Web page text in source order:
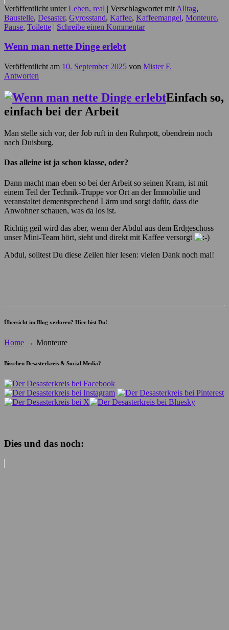
Veröffentlicht unter Leben, real | Verschlagwortet mit Alltag,
Baustelle, Desaster, Gyrosstand, Kaffee, Kaffeemangel, Monteure,
Pause, Toilette | Schreibe einen Kommentar
Wenn man nette Dinge erlebt
Veröffentlicht am 10. September 2025 von Mister F.
Antworten
Einfach so,
einfach bei der Arbeit
Man stelle sich vor, der Job ruft in den Ruhrpott, obendrein noch
nach Duisburg.
Das alleine ist ja schon klasse, oder?
Dann macht man eben so bei der Arbeit so seinen Kram, ist mit
einem Teil der Technik-Truppe vor Ort an der Immobilie und
veranstaltet dementsprechend Lärm und sorgt dafür, dass die
Anwohner schauen, was da los ist.
Richtig geil wird das aber, wenn der Abdul aus dem Erdgeschoss
unser Mini-Team hört, sieht und direkt mit Kaffee versorgt
Abdul, solltest Du diese Zeilen hier lesen: vielen Dank noch mal!
Übersicht im Blog verloren? Hier bist Du!
Home → Monteure
Bisschen Desasterkreis & Social Media?
Dies und das noch: